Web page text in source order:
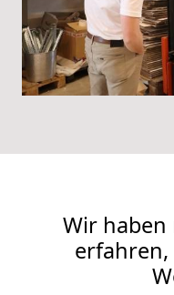
Wir haben